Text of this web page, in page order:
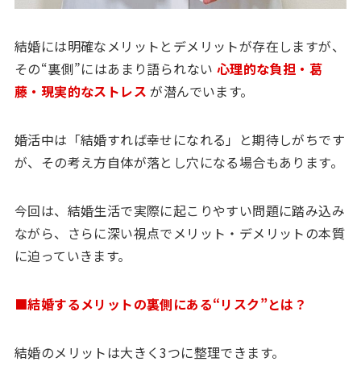
結婚には明確なメリットとデメリットが存在しますが、
その“裏側”にはあまり語られない 心理的な負担・葛
藤・現実的なストレス が潜んでいます。
婚活中は「結婚すれば幸せになれる」と期待しがちです
が、その考え方自体が落とし穴になる場合もあります。
今回は、結婚生活で実際に起こりやすい問題に踏み込み
ながら、さらに深い視点でメリット・デメリットの本質
に迫っていきます。
■結婚するメリットの裏側にある“リスク”とは？
結婚のメリットは大きく3つに整理できます。